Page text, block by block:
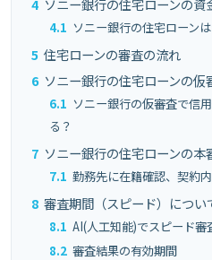
4.1 ソニー銀行の住宅ローン
5 住宅ローンの審査の流れ
6 ソニー銀行の住宅ローンの仮
6.1 ソニー銀行の仮審査で信
る？
7 ソニー銀行の住宅ローンの本
7.1 勤務先に在籍確認、契約
8 審査期間（スピード）につい
8.1 AI(人工知能)でスピード審
8.2 審査結果の有効期間